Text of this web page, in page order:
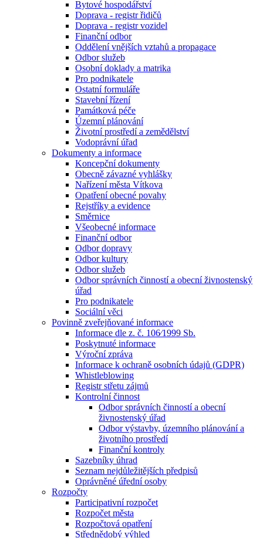
Bytové hospodářství
Doprava - registr řidičů
Doprava - registr vozidel
Finanční odbor
Oddělení vnějších vztahů a propagace
Odbor služeb
Osobní doklady a matrika
Pro podnikatele
Ostatní formuláře
Stavební řízení
Památková péče
Územní plánování
Životní prostředí a zemědělství
Vodoprávní úřad
Dokumenty a informace
Koncepční dokumenty
Obecně závazné vyhlášky
Nařízení města Vítkova
Opatření obecné povahy
Rejstříky a evidence
Směrnice
Všeobecné informace
Finanční odbor
Odbor dopravy
Odbor kultury
Odbor služeb
Odbor správních činností a obecní živnostenský
úřad
Pro podnikatele
Sociální věci
Povinně zveřejňované informace
Informace dle z. č. 106⁄1999 Sb.
Poskytnuté informace
Výroční zpráva
Informace k ochraně osobních údajů (GDPR)
Whistleblowing
Registr střetu zájmů
Kontrolní činnost
Odbor správních činností a obecní
živnostenský úřad
Odbor výstavby, územního plánování a
životního prostředí
Finanční kontroly
Sazebníky úhrad
Seznam nejdůležitějších předpisů
Oprávněné úřední osoby
Rozpočty
Participativní rozpočet
Rozpočet města
Rozpočtová opatření
Střednědobý výhled